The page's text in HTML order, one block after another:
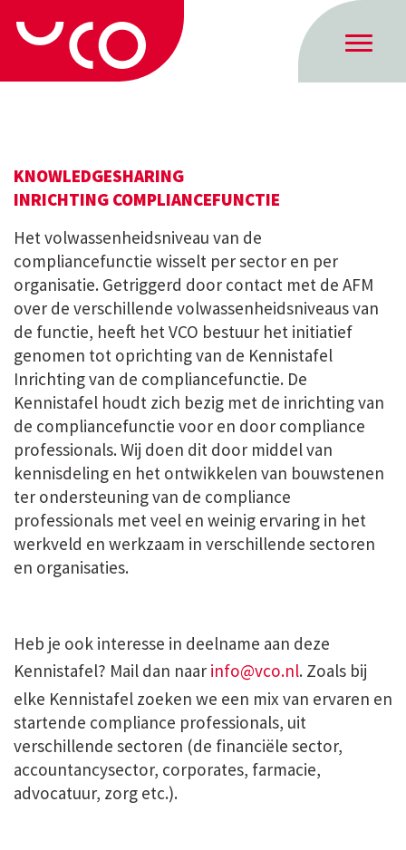
KNOWLEDGESHARING
INRICHTING COMPLIANCEFUNCTIE
Het volwassenheidsniveau van de
compliancefunctie wisselt per sector en per
organisatie. Getriggerd door contact met de AFM
over de verschillende volwassenheidsniveaus van
de functie, heeft het VCO bestuur het initiatief
genomen tot oprichting van de Kennistafel
Inrichting van de compliancefunctie. De
Kennistafel houdt zich bezig met de inrichting van
de compliancefunctie voor en door compliance
professionals. Wij doen dit door middel van
kennisdeling en het ontwikkelen van bouwstenen
ter ondersteuning van de compliance
professionals met veel en weinig ervaring in het
werkveld en werkzaam in verschillende sectoren
en organisaties.
Heb je ook interesse in deelname aan deze
Kennistafel? Mail dan naar info@vco.nl. Zoals bij
elke Kennistafel zoeken we een mix van ervaren en
startende compliance professionals, uit
verschillende sectoren (de financiële sector,
accountancysector, corporates, farmacie,
advocatuur, zorg etc.).